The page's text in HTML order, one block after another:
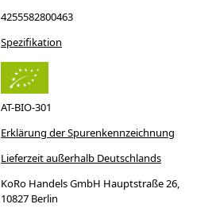
4255582800463
Spezifikation
AT-BIO-301
Erklärung der Spurenkennzeichnung
Lieferzeit außerhalb Deutschlands
KoRo Handels GmbH Hauptstraße 26,
10827 Berlin